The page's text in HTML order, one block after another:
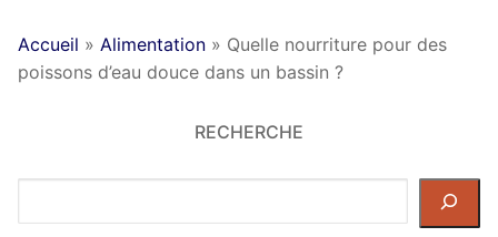
Accueil » Alimentation » Quelle nourriture pour des
poissons d’eau douce dans un bassin ?
RECHERCHE
dans